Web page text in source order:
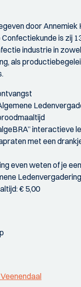
door Annemiek
is zij
industrie in zowel
als
interactieve
met een
even weten of je
€ 5,00